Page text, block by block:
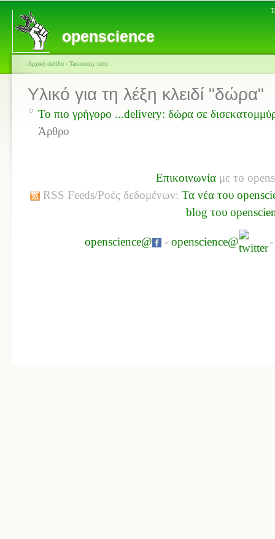
openscience
Αρχική σελίδα › Taxonomy term
Υλικό για τη λέξη κλειδί "δώρα"
Το πιο γρήγορο ...delivery: δώρα σε
Άρθρο
Επικοινωνία με το
RSS Feeds/Ροές δεδομένων: Τα νέα του
blog του
openscience@ - openscience@